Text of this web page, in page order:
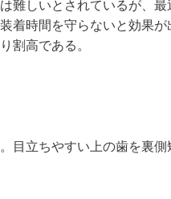
難しいとされているが、
着時間を守らないと効果
割高である。
目立ちやすい上の歯を裏